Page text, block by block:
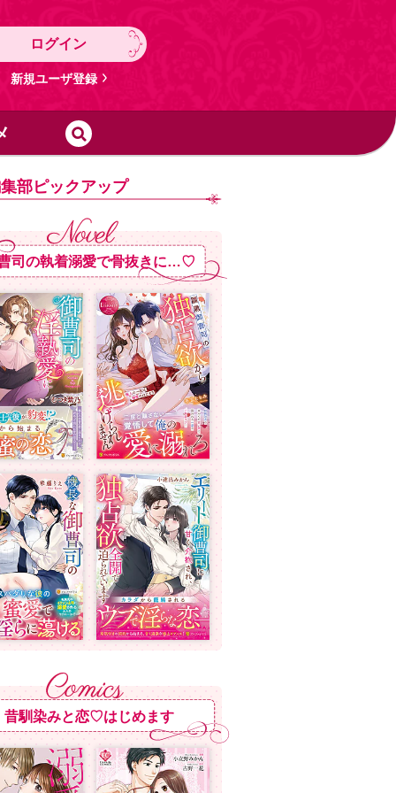
ログイン
新規ユーザ登録
部ピックアップ
司の執着溺愛で骨抜きに…♡
昔馴染みと恋♡はじめます